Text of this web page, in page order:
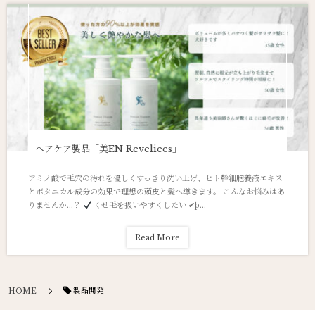
ヘアケア製品「美EN Reveliees」
アミノ酸で毛穴の汚れを優しくすっきり洗い上げ、ヒト幹細胞養液エキス
とボタニカル成分の効果で理想の頭皮と髪へ導きます。 こんなお悩みはあ
りませんか...？
くせ毛を扱いやすくしたい ✔þ...
Read More
HOME 製品開発